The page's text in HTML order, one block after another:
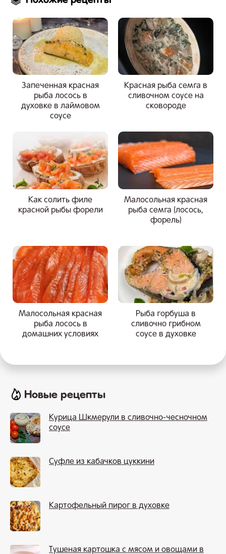
Запеченная красная
рыба лосось в
духовке в лаймовом
соусе
Красная рыба семга в
сливочном соусе на
сковороде
Как солить филе
красной рыбы форели
Малосольная красная
рыба семга (лосось,
форель)
Малосольная красная
рыба лосось в
домашних условиях
Рыба горбуша в
сливочно грибном
соусе в духовке
Новые рецепты
Курица Шкмерули в сливочно-чесночном
соусе
Суфле из кабачков цуккини
Картофельный пирог в духовке
Тушеная картошка с мясом и овощами в